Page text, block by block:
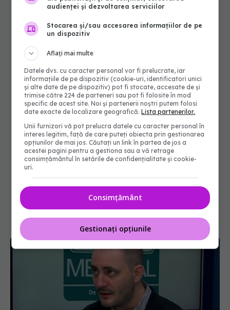
audienței și dezvoltarea serviciilor
Stocarea și/sau accesarea informațiilor de pe
un dispozitiv
Aflați mai multe
Datele dvs. cu caracter personal vor fi prelucrate, iar
informațiile de pe dispozitiv (cookie-uri, identificatori unici
și alte date de pe dispozitiv) pot fi stocate, accesate de și
trimise către 224 de parteneri sau pot fi folosite în mod
specific de acest site. Noi și partenerii noștri putem folosi
date exacte de localizare geografică.Lista partenerilor.
Unii furnizori vă pot prelucra datele cu caracter personal în
interes legitim, față de care puteți obiecta prin gestionarea
opțiunilor de mai jos. Căutați un link în partea de jos a
acestei pagini pentru a gestiona sau a vă retrage
consimțământul în setările de confidențialitate și cookie-
uri.
Consimțământ
Gestionați opțiunile